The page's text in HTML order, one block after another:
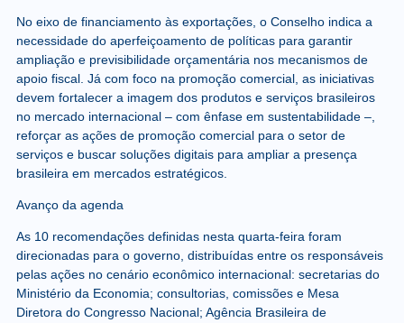
No eixo de financiamento às exportações, o Conselho indica a
necessidade do aperfeiçoamento de políticas para garantir
ampliação e previsibilidade orçamentária nos mecanismos de
apoio fiscal. Já com foco na promoção comercial, as iniciativas
devem fortalecer a imagem dos produtos e serviços brasileiros
no mercado internacional – com ênfase em sustentabilidade –,
reforçar as ações de promoção comercial para o setor de
serviços e buscar soluções digitais para ampliar a presença
brasileira em mercados estratégicos.
Avanço da agenda
As 10 recomendações definidas nesta quarta-feira foram
direcionadas para o governo, distribuídas entre os responsáveis
pelas ações no cenário econômico internacional: secretarias do
Ministério da Economia; consultorias, comissões e Mesa
Diretora do Congresso Nacional; Agência Brasileira de